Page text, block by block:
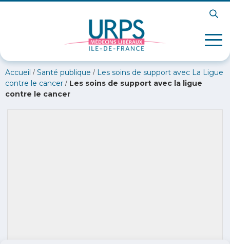
Accueil / Santé publique / Les soins de support avec La Ligue
contre le cancer / Les soins de support avec la ligue
contre le cancer